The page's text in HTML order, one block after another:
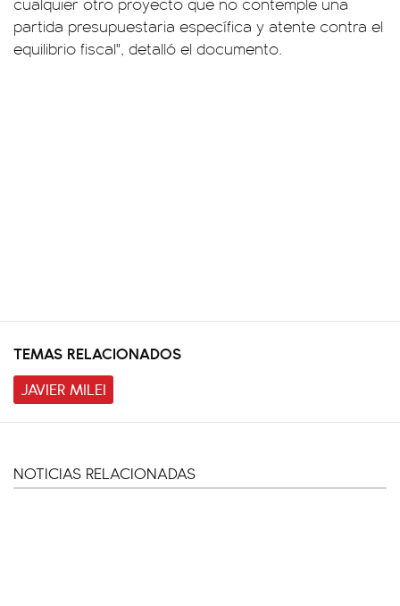
partida presupuestaria específica y atente contra el
equilibrio fiscal", detalló el documento.
TEMAS RELACIONADOS
JAVIER MILEI
NOTICIAS RELACIONADAS